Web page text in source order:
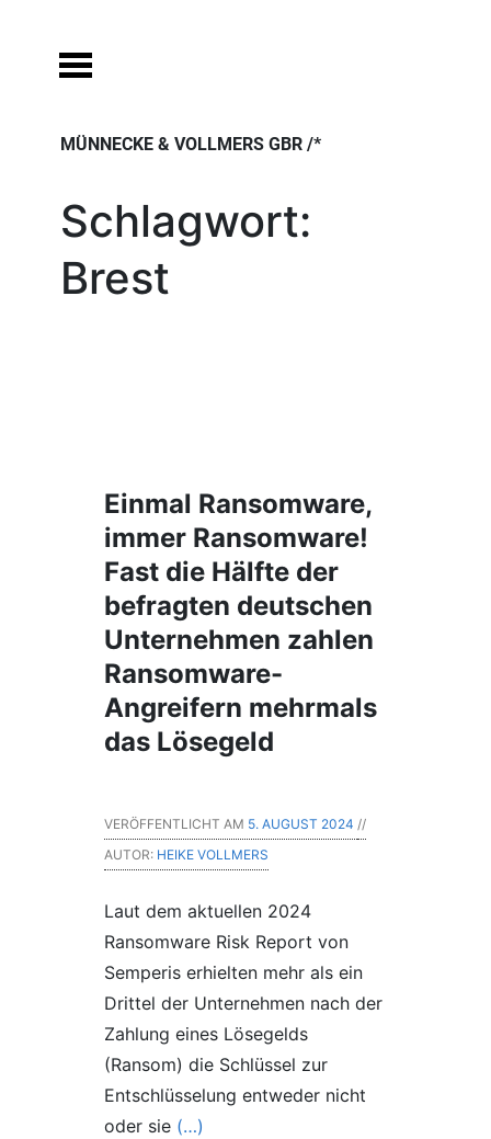
content
MÜNNECKE & VOLLMERS GBR /*
Schlagwort:
Brest
Einmal Ransomware,
immer Ransomware!
Fast die Hälfte der
befragten deutschen
Unternehmen zahlen
Ransomware-
Angreifern mehrmals
das Lösegeld
VERÖFFENTLICHT AM 5. AUGUST 2024 //
AUTOR: HEIKE VOLLMERS
Laut dem aktuellen 2024
Ransomware Risk Report von
Semperis erhielten mehr als ein
Drittel der Unternehmen nach der
Zahlung eines Lösegelds
(Ransom) die Schlüssel zur
Entschlüsselung entweder nicht
oder sie (…)